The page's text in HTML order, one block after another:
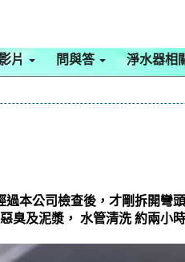
片 問與答 淨水器相
本公司檢查後，才剛拆開
臭及泥漿， 水管清洗 約兩小